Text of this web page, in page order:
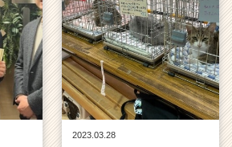
2023.03.28